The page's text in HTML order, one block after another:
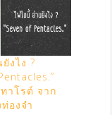
งไง ?
าโรต์ จาก
องจำ